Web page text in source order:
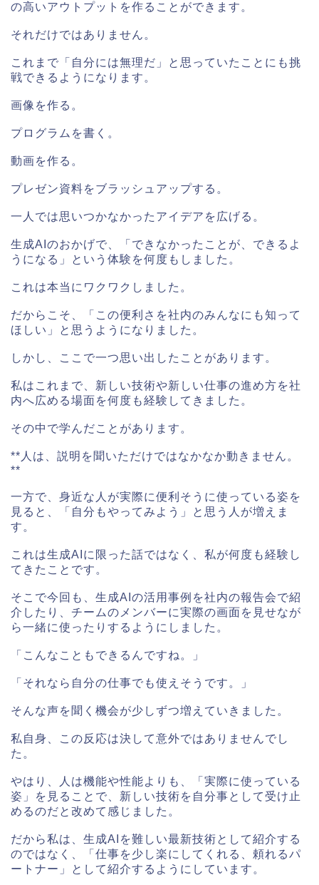
の高いアウトプットを作ることができます。
それだけではありません。
これまで「自分には無理だ」と思っていたことにも挑
戦できるようになります。
画像を作る。
プログラムを書く。
動画を作る。
プレゼン資料をブラッシュアップする。
一人では思いつかなかったアイデアを広げる。
生成AIのおかげで、「できなかったことが、できるよ
うになる」という体験を何度もしました。
これは本当にワクワクしました。
だからこそ、「この便利さを社内のみんなにも知って
ほしい」と思うようになりました。
しかし、ここで一つ思い出したことがあります。
私はこれまで、新しい技術や新しい仕事の進め方を社
内へ広める場面を何度も経験してきました。
その中で学んだことがあります。
**人は、説明を聞いただけではなかなか動きません。
**
一方で、身近な人が実際に便利そうに使っている姿を
見ると、「自分もやってみよう」と思う人が増えま
す。
これは生成AIに限った話ではなく、私が何度も経験し
てきたことです。
そこで今回も、生成AIの活用事例を社内の報告会で紹
介したり、チームのメンバーに実際の画面を見せなが
ら一緒に使ったりするようにしました。
「こんなこともできるんですね。」
「それなら自分の仕事でも使えそうです。」
そんな声を聞く機会が少しずつ増えていきました。
私自身、この反応は決して意外ではありませんでし
た。
やはり、人は機能や性能よりも、「実際に使っている
姿」を見ることで、新しい技術を自分事として受け止
めるのだと改めて感じました。
だから私は、生成AIを難しい最新技術として紹介する
のではなく、「仕事を少し楽にしてくれる、頼れるパ
ートナー」として紹介するようにしています。